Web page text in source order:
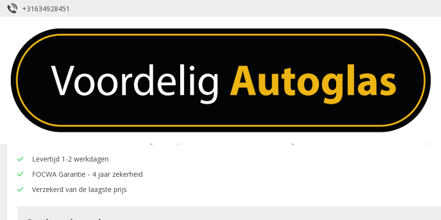
+31634928451
Achterruit – Mercedes – B – Antenne
Over dit product
Levertijd 1-2 werkdagen
FOCWA Garantie - 4 jaar zekerheid
Verzekerd van de laagste prijs